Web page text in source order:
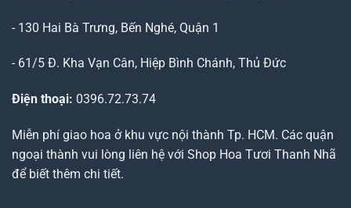
- 130 Hai Bà Trưng, Bến Nghé, Quận 1
- 61/5 Đ. Kha Vạn Cân, Hiệp Bình Chánh, Thủ Đức
Điện thoại: 0396.72.73.74
Miễn phí giao hoa ở khu vực nội thành Tp. HCM. Các quận
ngoại thành vui lòng liên hệ với Shop Hoa Tươi Thanh Nhã
để biết thêm chi tiết.